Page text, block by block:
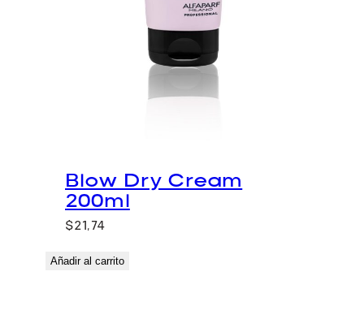
Blow Dry Cream
200ml
$21,74
Añadir al carrito